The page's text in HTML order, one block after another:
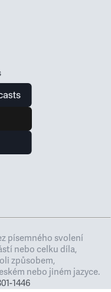
písemného svolení
nebo celku díla,
způsobem,
nebo jiném jazyce.
1446